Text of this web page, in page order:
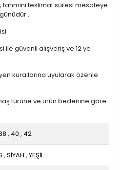
teslimat süresi mesafeye
güvenli alışveriş ve 12 ye
kurallarına uyularak özenle
türüne ve ürün bedenine göre
, 40 , 42
, SİYAH , YEŞİL